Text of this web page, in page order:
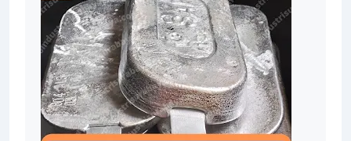
Expanded Metal Mesh Industri
Steel Grating Supplier
supplier
Pallet Mesh Indonesia
Pallet Mesh
Pallet Mesh Industri
Supplier Surabaya
Industri
Industri Grating
Industrial Supplier
Industrial Supplier
Grating Indonesia
Insulasi